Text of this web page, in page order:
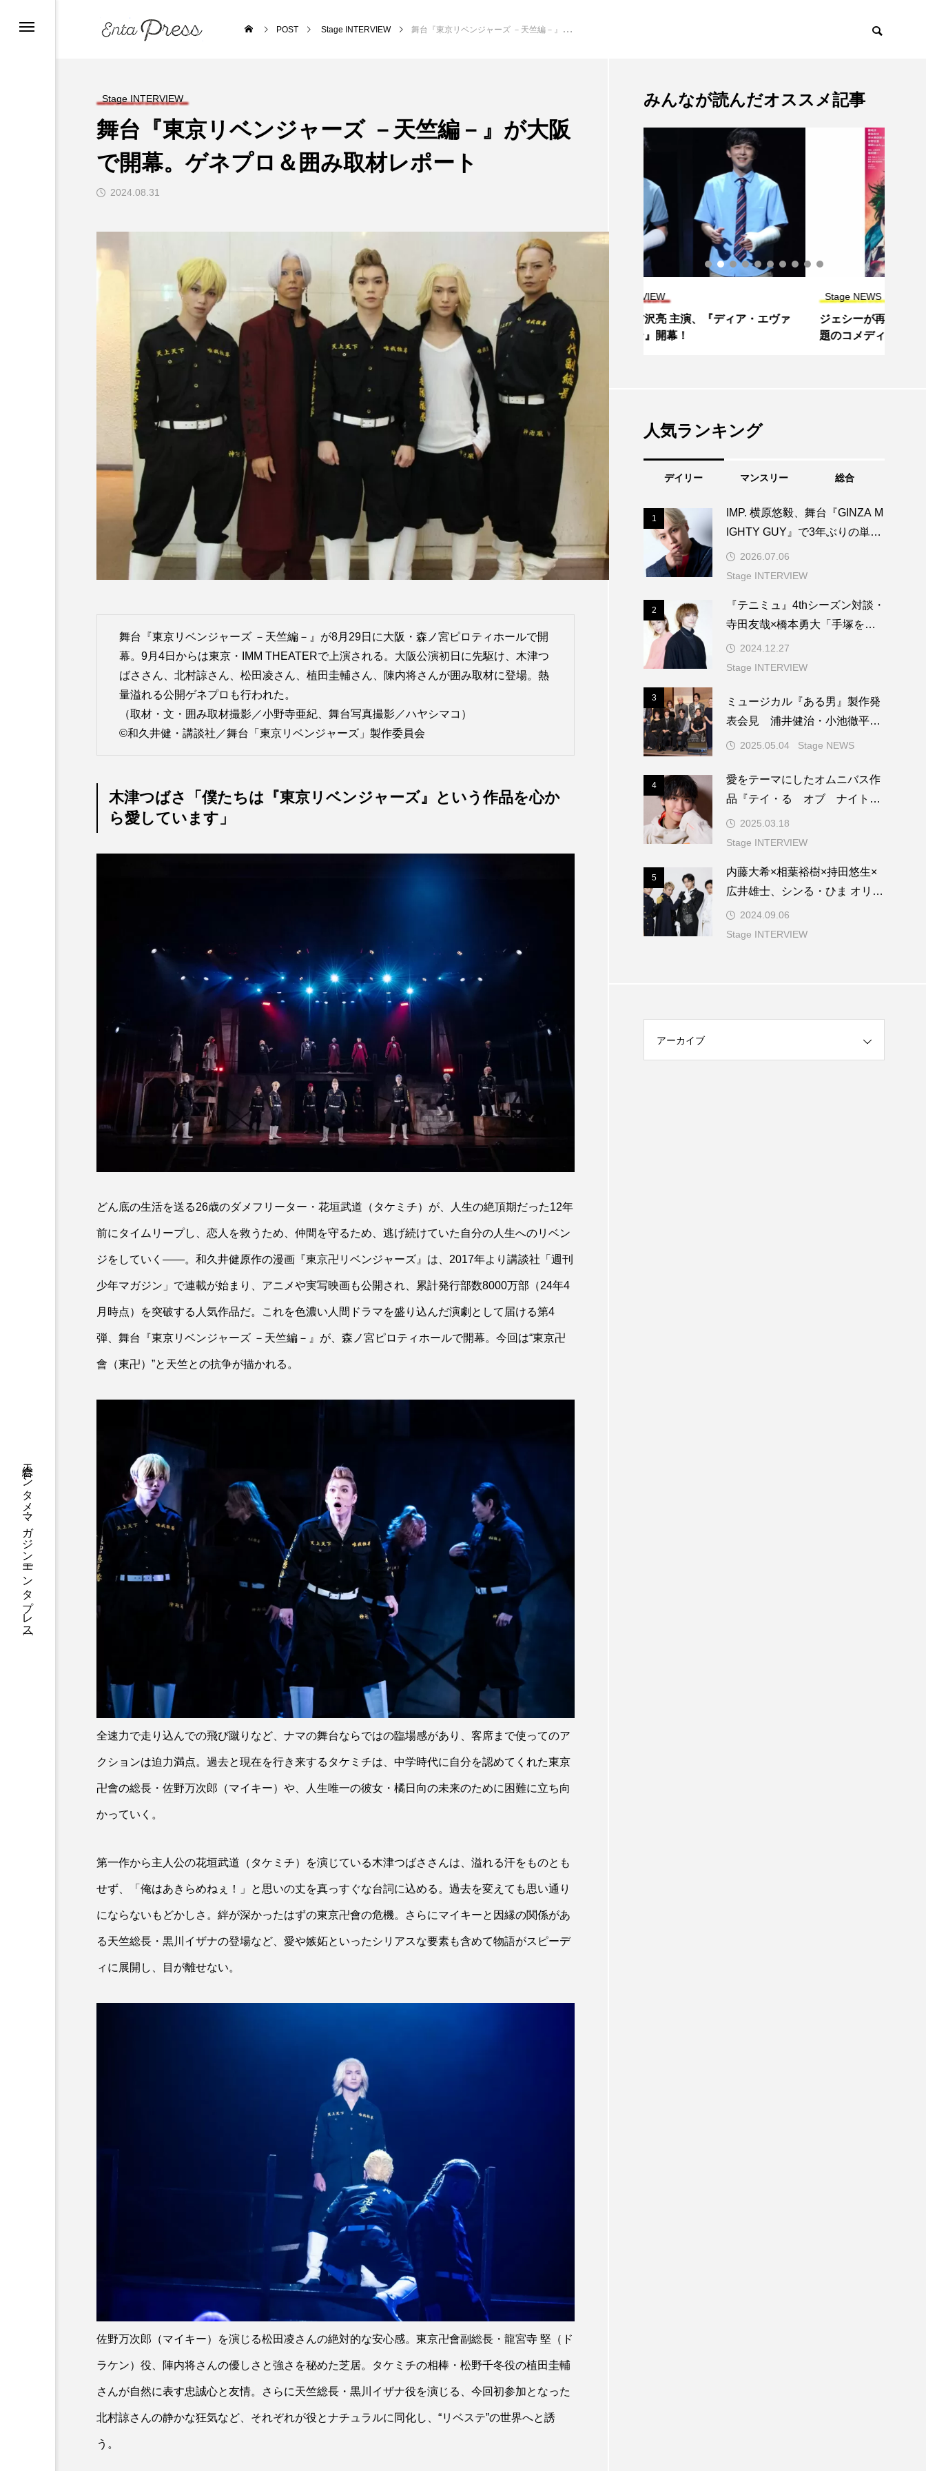
総合エンタメ・マガジン［エンタプレス］
POST Stage INTERVIEW 舞台『東京リベンジャーズ －天竺編－』が大阪で開幕。ゲネプロ＆囲み取材レポート
Stage INTERVIEW
舞台『東京リベンジャーズ －天竺編－』が大阪
で開幕。ゲネプロ＆囲み取材レポート
2024.08.31
舞台『東京リベンジャーズ －天竺編－』が8月29日に大阪・森ノ宮ピロティホールで開
幕。9月4日からは東京・IMM THEATERで上演される。大阪公演初日に先駆け、木津つ
ばささん、北村諒さん、松田凌さん、植田圭輔さん、陳内将さんが囲み取材に登場。熱
量溢れる公開ゲネプロも行われた。
（取材・文・囲み取材撮影／小野寺亜紀、舞台写真撮影／ハヤシマコ）
©和久井健・講談社／舞台「東京リベンジャーズ」製作委員会
木津つばさ「僕たちは『東京リベンジャーズ』という作品を心か
ら愛しています」
どん底の生活を送る26歳のダメフリーター・花垣武道（タケミチ）が、人生の絶頂期だった12年
前にタイムリープし、恋人を救うため、仲間を守るため、逃げ続けていた自分の人生へのリベン
ジをしていく――。和久井健原作の漫画『東京卍リベンジャーズ』は、2017年より講談社「週刊
少年マガジン」で連載が始まり、アニメや実写映画も公開され、累計発行部数8000万部（24年4
月時点）を突破する人気作品だ。これを色濃い人間ドラマを盛り込んだ演劇として届ける第4
弾、舞台『東京リベンジャーズ －天竺編－』が、森ノ宮ピロティホールで開幕。今回は“東京卍
會（東卍）”と天竺との抗争が描かれる。
全速力で走り込んでの飛び蹴りなど、ナマの舞台ならではの臨場感があり、客席まで使ってのア
クションは迫力満点。過去と現在を行き来するタケミチは、中学時代に自分を認めてくれた東京
卍會の総長・佐野万次郎（マイキー）や、人生唯一の彼女・橘日向の未来のために困難に立ち向
かっていく。
第一作から主人公の花垣武道（タケミチ）を演じている木津つばささんは、溢れる汗をものとも
せず、「俺はあきらめねぇ！」と思いの丈を真っすぐな台詞に込める。過去を変えても思い通り
にならないもどかしさ。絆が深かったはずの東京卍會の危機。さらにマイキーと因縁の関係があ
る天竺総長・黒川イザナの登場など、愛や嫉妬といったシリアスな要素も含めて物語がスピーデ
ィに展開し、目が離せない。
佐野万次郎（マイキー）を演じる松田凌さんの絶対的な安心感。東京卍會副総長・龍宮寺 堅（ド
ラケン）役、陣内将さんの優しさと強さを秘めた芝居。タケミチの相棒・松野千冬役の植田圭輔
さんが自然に表す忠誠心と友情。さらに天竺総長・黒川イザナ役を演じる、今回初参加となった
北村諒さんの静かな狂気など、それぞれが役とナチュラルに同化し、“リベステ”の世界へと誘
う。
みんなが読んだオススメ記事
Stage NEWS
ミュージカル『フランケンシュタイン』開
幕！Wキャスト囲み会見
Stage INTERVIEW
柿澤勇人、吉沢亮 主演、『ディア・エヴァ
ン・ハンセン』開幕！
Stage NEWS
ジェシーが再びビートルジュースに！ 話
題のコメディ、2年ぶりの再演
人気ランキング
デイリー マンスリー 総合
1
IMP. 横原悠毅、舞台『GINZA M
IGHTY GUY』で3年ぶりの単独
主演！
2026.07.06
Stage INTERVIEW
2
『テニミュ』4thシーズン対談・
寺田友哉×橋本勇大「手塚を演
じる上で根本になる言葉をもら
いました」
2024.12.27
Stage INTERVIEW
3
ミュージカル『ある男』製作発
表会見 浦井健治・小池徹平ら
が世界初演への熱き想いを語る
2025.05.04 Stage NEWS
4
愛をテーマにしたオムニバス作
品『テイ・る オブ ナイトメ
ア』。主演の相葉裕樹が「愛」
を語る
2025.03.18
Stage INTERVIEW
5
内藤大希×相葉裕樹×持田悠生×
広井雄士、シンる・ひま オリジ
ナ・る ミュージカ・る 革命
『もえ・る剣』 わちゃわちゃ座
2024.09.06
Stage INTERVIEW
アーカイブ